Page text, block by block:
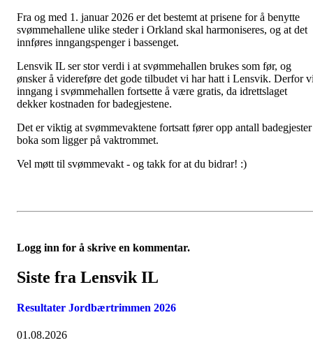
Fra og med 1. januar 2026 er det bestemt at prisene for å benytte
svømmehallene ulike steder i Orkland skal harmoniseres, og at det
innføres inngangspenger i bassenget.
Lensvik IL ser stor verdi i at svømmehallen brukes som før, og
ønsker å videreføre det gode tilbudet vi har hatt i Lensvik. Derfor
inngang i svømmehallen fortsette å være gratis, da idrettslaget
dekker kostnaden for badegjestene.
Det er viktig at svømmevaktene fortsatt fører opp antall
boka som ligger på vaktrommet.
Vel møtt til svømmevakt - og takk for at du bidrar! :)
Logg inn for å skrive en kommentar.
Siste fra Lensvik IL
Resultater Jordbærtrimmen 2026
01.08.2026